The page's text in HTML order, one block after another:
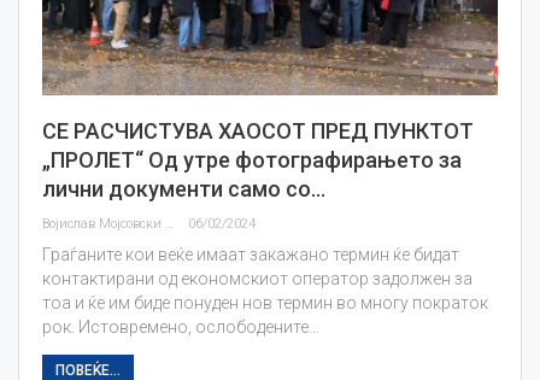
СЕ РАСЧИСТУВА ХАОСОТ ПРЕД ПУНКТОТ
„ПРОЛЕТ“ Од утре фотографирањето за
лични документи само со…
Војислав Мојсовски 06/02/2024
Граѓаните кои веќе имаат закажано термин ќе бидат
контактирани од економскиот оператор задолжен за
тоа и ќе им биде понуден нов термин во многу пократок
рок. Истовремено, ослободените…
ПОВЕЌЕ...